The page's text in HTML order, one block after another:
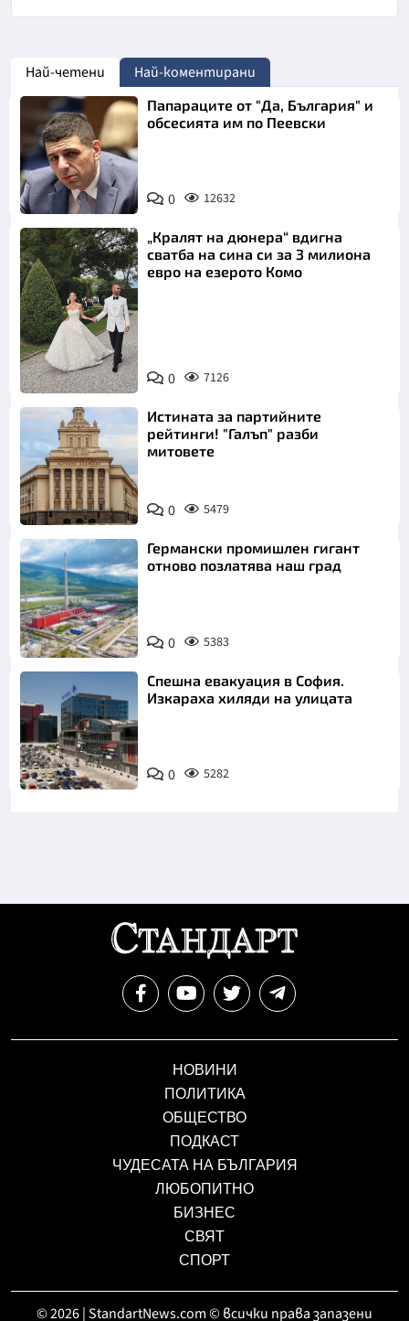
Най-четени Най-коментирани
Папараците от "Да, България" и
обсесията им по Пеевски
0 12632
Снимка:
Инстаграм
„Кралят на дюнера“ вдигна
сватба на сина си за 3 милиона
евро на езерото Комо
0 7126
Истината за партийните
рейтинги! "Галъп" разби
митовете
0 5479
Германски промишлен гигант
отново позлатява наш град
0 5383
Спешна евакуация в София.
Изкараха хиляди на улицата
0 5282
НОВИНИ
ПОЛИТИКА
ОБЩЕСТВО
ПОДКАСТ
ЧУДЕСАТА НА БЪЛГАРИЯ
ЛЮБОПИТНО
БИЗНЕС
СВЯТ
СПОРТ
© 2026 | StandartNews.com © всички права запазени